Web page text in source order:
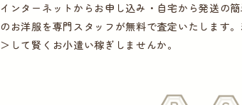
インターネットからお申し込み・自宅から発送の
のお洋服を専門スタッフが無料で査定いたします
＞して賢くお小遣い稼ぎしませんか。